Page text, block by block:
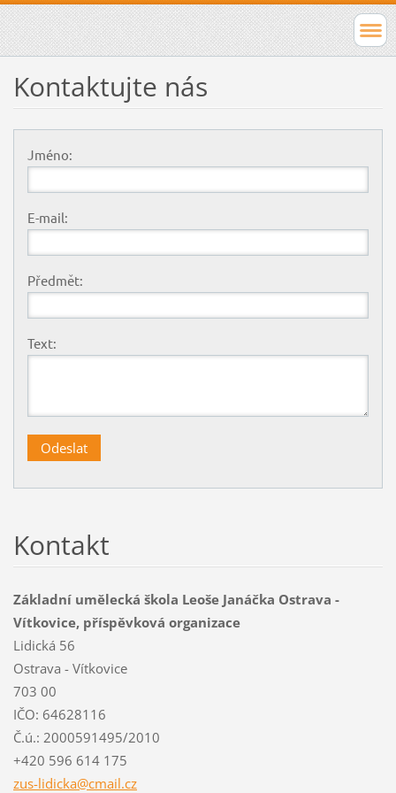
Kontaktujte nás
Jméno:
E-mail:
Předmět:
Text:
Kontakt
Základní umělecká škola Leoše Janáčka Ostrava -
Vítkovice, příspěvková organizace
Lidická 56
Ostrava - Vítkovice
703 00
IČO: 64628116
Č.ú.: 2000591495/2010
+420 596 614 175
zus-lidicka@cmail.cz